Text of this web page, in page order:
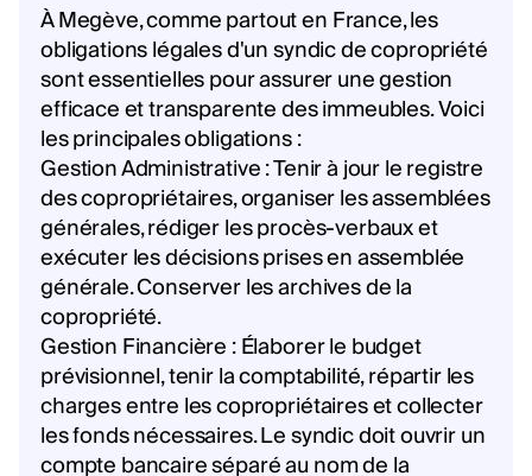
À Megève, comme partout en France, les
obligations légales d'un syndic de copropriété
sont essentielles pour assurer une gestion
efficace et transparente des immeubles. Voici
les principales obligations :
Gestion Administrative : Tenir à jour le registre
des copropriétaires, organiser les assemblées
générales, rédiger les procès-verbaux et
exécuter les décisions prises en assemblée
générale. Conserver les archives de la
copropriété.
Gestion Financière : Élaborer le budget
prévisionnel, tenir la comptabilité, répartir les
charges entre les copropriétaires et collecter
les fonds nécessaires. Le syndic doit ouvrir un
compte bancaire séparé au nom de la